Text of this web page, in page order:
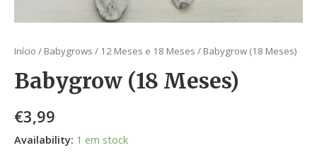
Início / Babygrows / 12 Meses e 18 Meses / Babygrow (18 Meses)
Babygrow (18 Meses)
€3,99
Availability: 1 em stock